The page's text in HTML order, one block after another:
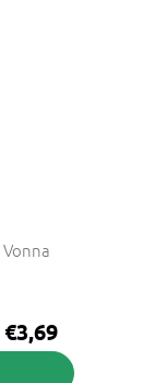
Vonna
€3,69